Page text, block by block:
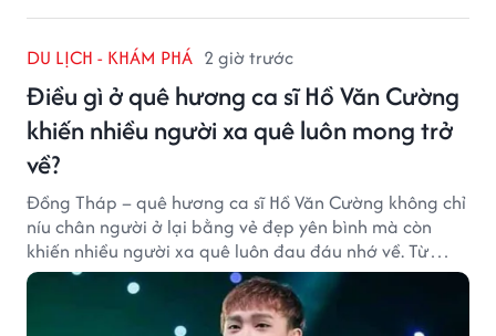
DU LỊCH - KHÁM PHÁ 2 giờ trước
Điều gì ở quê hương ca sĩ Hồ Văn Cường
khiến nhiều người xa quê luôn mong trở
về?
Đồng Tháp – quê hương ca sĩ Hồ Văn Cường không chỉ
níu chân người ở lại bằng vẻ đẹp yên bình mà còn
khiến nhiều người xa quê luôn đau đáu nhớ về. Từ
cảnh sắc, ẩm thực đến tình người mộc mạc, tất cả tạo
nên sức hút rất riêng của vùng đất sen hồng.